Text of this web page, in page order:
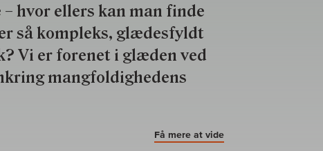
hvor ellers kan man finde
så kompleks, glædesfyldt
Vi er forenet i glæden ved
mangfoldighedens
Få mere at vide